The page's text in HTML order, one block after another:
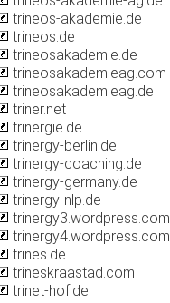
trineos-akademie.de
trineos.de
trineosakademie.de
trineosakademieag.com
trineosakademieag.de
triner.net
trinergie.de
trinergy-berlin.de
trinergy-coaching.de
trinergy-germany.de
trinergy-nlp.de
trinergy3.wordpress.com
trinergy4.wordpress.com
trines.de
trineskraastad.com
trinet-hof.de